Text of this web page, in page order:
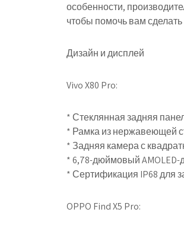
особенности,
чтобы помочь вам
Дизайн и дисплей
Vivo X80 Pro:
* Стеклянная задняя
* Рамка из нержавеющей
* Задняя камера с
* 6,78-дюймовый AMOLED-
* Сертификация IP68 для
OPPO Find X5 Pro: